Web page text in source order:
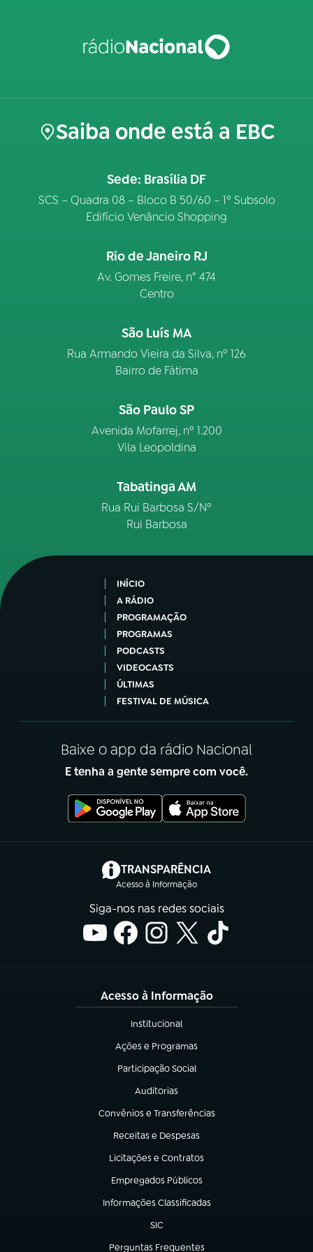
Saiba onde está a EBC
Sede: Brasília DF
SCS – Quadra 08 – Bloco B 50/60 – 1º Subsolo
Edifício Venâncio Shopping
Rio de Janeiro RJ
Av. Gomes Freire, n° 474
Centro
São Luís MA
Rua Armando Vieira da Silva, nº 126
Bairro de Fátima
São Paulo SP
Avenida Mofarrej, nº 1.200
Vila Leopoldina
Tabatinga AM
Rua Rui Barbosa S/Nº
Rui Barbosa
INÍCIO
A RÁDIO
PROGRAMAÇÃO
PROGRAMAS
PODCASTS
VIDEOCASTS
ÚLTIMAS
FESTIVAL DE MÚSICA
Baixe o app da rádio Nacional
E tenha a gente sempre com você.
TRANSPARÊNCIA
Acesso à Informação
(abre em nova aba)
Siga-nos nas redes sociais
Acesso à Informação
Institucional
(abre em nova aba)
Ações e Programas
(abre em nova aba)
Participação Social
(abre em nova aba)
Auditorias
(abre em nova aba)
Convênios e Transferências
(abre em nova aba)
Receitas e Despesas
(abre em nova aba)
Licitações e Contratos
(abre em nova aba)
Empregados Públicos
(abre em nova aba)
Informações Classificadas
(abre em nova aba)
SIC
(abre em nova aba)
Perguntas Frequentes